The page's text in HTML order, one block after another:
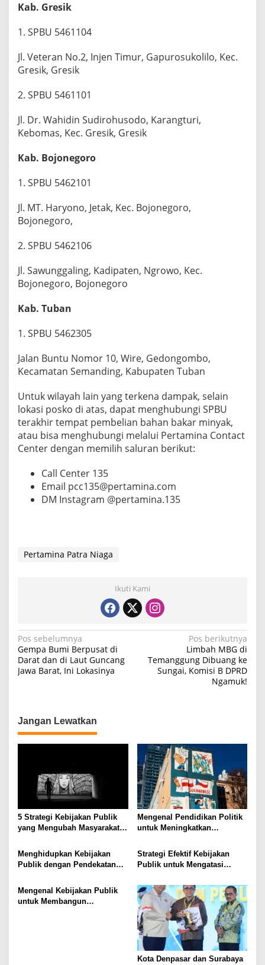
Kab. Gresik
1. SPBU 5461104
Jl. Veteran No.2, Injen Timur, Gapurosukolilo, Kec.
Gresik, Gresik
2. SPBU 5461101
Jl. Dr. Wahidin Sudirohusodo, Karangturi,
Kebomas, Kec. Gresik, Gresik
Kab. Bojonegoro
1. SPBU 5462101
Jl. MT. Haryono, Jetak, Kec. Bojonegoro,
Bojonegoro,
2. ⁠SPBU 5462106
Jl. Sawunggaling, Kadipaten, Ngrowo, Kec.
Bojonegoro, Bojonegoro
Kab. Tuban
1. SPBU 5462305
Jalan Buntu Nomor 10, Wire, Gedongombo,
Kecamatan Semanding, Kabupaten Tuban
Untuk wilayah lain yang terkena dampak, selain
lokasi posko di atas, dapat menghubungi SPBU
terakhir tempat pembelian bahan bakar minyak,
atau bisa menghubungi melalui Pertamina Contact
Center dengan memilih saluran berikut:
Call Center 135
Email pcc135@pertamina.com
DM Instagram @pertamina.135
Pertamina Patra Niaga
Ikuti Kami
N
a
v
a
s
s
Pos sebelumnya
Gempa Bumi Berpusat di
Darat dan di Laut Guncang
Jawa Barat, Ini Lokasinya
Pos berikutnya
Limbah MBG di
Temanggung Dibuang ke
Sungai, Komisi B DPRD
Ngamuk!
Jangan Lewatkan
5 Strategi Kebijakan Publik
yang Mengubah Masyarakat
Mengenal Pendidikan Politik
untuk Meningkatkan
Menghidupkan Kebijakan
Publik dengan Pendekatan
Strategi Efektif Kebijakan
Publik untuk Mengatasi
Terpencil
Mengenal Kebijakan Publik
untuk Membangun
Kota Denpasar dan Surabaya